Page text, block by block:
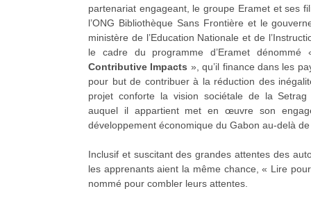
partenariat engageant, le groupe Eramet et ses
l’ONG Bibliothèque Sans Frontière et le
ministère de l’Education Nationale et de
le cadre du programme d’Eramet
Contributive Impacts », qu’il finance dans les
pour but de contribuer à la réduction des
projet conforte la vision sociétale de la
auquel il appartient met en œuvre son
développement économique du Gabon au-delà
Inclusif et suscitant des grandes attentes des
les apprenants aient la même chance, « Lire
nommé pour combler leurs attentes.